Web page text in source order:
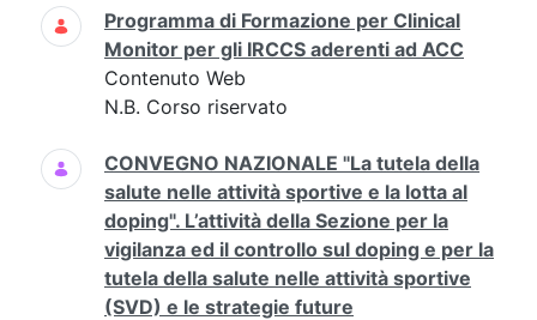
Programma di Formazione per Clinical
Monitor per gli IRCCS aderenti ad ACC
Contenuto Web
N.B. Corso riservato
CONVEGNO NAZIONALE "La tutela della
salute nelle attività sportive e la lotta al
doping". L’attività della Sezione per la
vigilanza ed il controllo sul doping e per la
tutela della salute nelle attività sportive
(SVD) e le strategie future